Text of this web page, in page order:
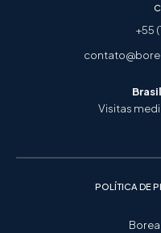
+55
Visitas
POLÍTICA DE